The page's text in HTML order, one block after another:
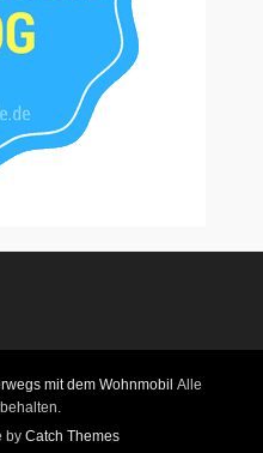
mit dem Wohnmobil Alle
by Catch Themes